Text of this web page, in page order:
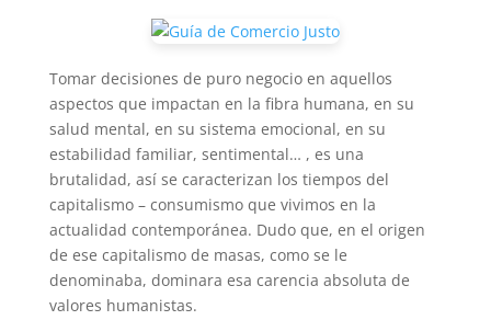
Tomar decisiones de puro negocio en aquellos
aspectos que impactan en la fibra humana, en su
salud mental, en su sistema emocional, en su
estabilidad familiar, sentimental… , es una
brutalidad, así se caracterizan los tiempos del
capitalismo – consumismo que vivimos en la
actualidad contemporánea. Dudo que, en el origen
de ese capitalismo de masas, como se le
denominaba, dominara esa carencia absoluta de
valores humanistas.